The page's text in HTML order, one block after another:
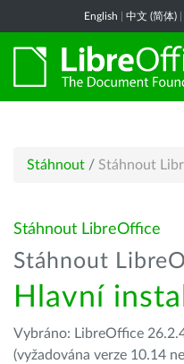
English 中文 (简体)
Stáhnout / Stáhnout
Stáhnout LibreOffice
Stáhnout
Hlavní
Vybráno: LibreOffice
(vyžadována verze 10.14